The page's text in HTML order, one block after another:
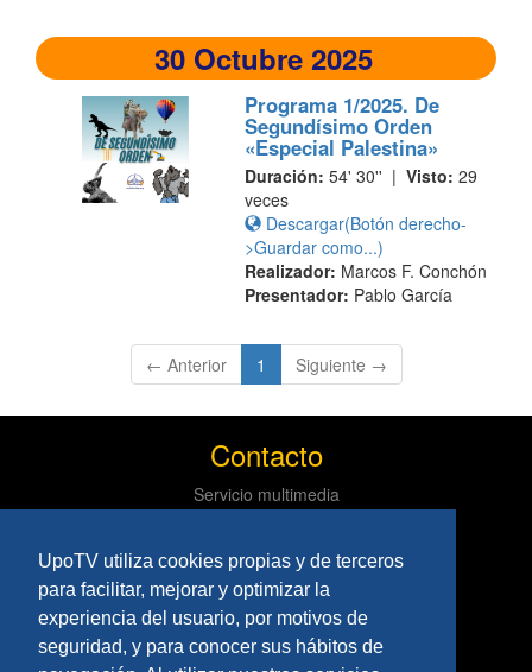
UpoTV utiliza cookies propias y de terceros
para facilitar, mejorar y optimizar la
experiencia del usuario, por motivos de
seguridad, y para conocer sus hábitos de
30 Octubre 2025
Programa 1/2025. De
Segundísimo Orden
«Especial Palestina»
Duración: 54' 30'' | Visto: 29
veces
Descargar(Botón derecho-
>Guardar como...)
Realizador: Marcos F. Conchón
Presentador: Pablo García
← Anterior 1 (current)
Siguiente →
Contacto
Servicio multimedia
Políticas
Aviso Legal
Privacidad